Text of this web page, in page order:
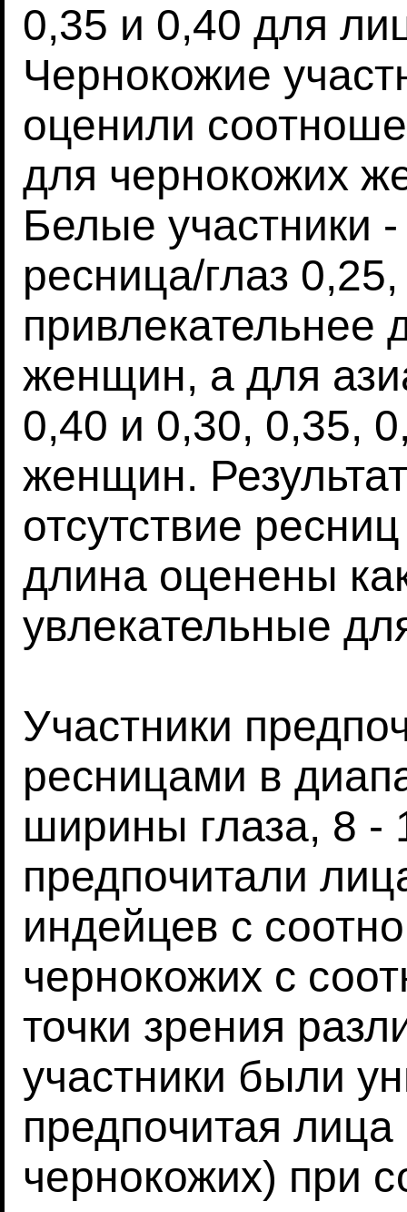
0,35 и 0,40 для
Чернокожие
оценили
для чернокожих
Белые участники
ресница/глаз
привлекательнее
женщин, а для
0,40 и 0,30, 0,35,
женщин.
отсутствие
длина оценены
увлекательные
Участники
ресницами в
ширины глаза, 8 -
предпочитали
индейцев с
чернокожих с
точки зрения
участники были
предпочитая
чернокожих) при